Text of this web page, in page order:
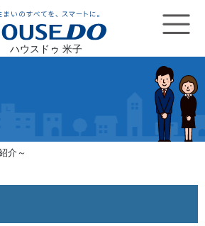
ハウスドゥ 米子
介～